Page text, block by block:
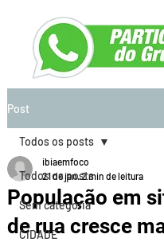
Post
Todos os posts
Sem categoria
CIDADE
Todos os posts
População em
de rua cresce
ibiaemfoco
21 de jan.2 min de leitura